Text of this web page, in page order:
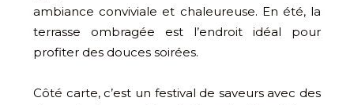
ambiance conviviale et chaleureuse. En été, la
terrasse ombragée est l’endroit idéal pour
profiter des douces soirées.
Côté carte, c’est un festival de saveurs avec des